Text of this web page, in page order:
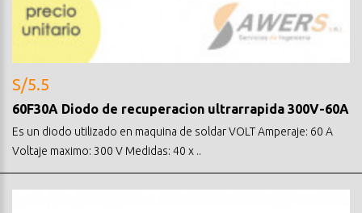
S/5.5
60F30A Diodo de recuperacion ultrarrapida 300V-60A
Es un diodo utilizado en maquina de soldar VOLT Amperaje: 60 A
Voltaje maximo: 300 V Medidas: 40 x ..